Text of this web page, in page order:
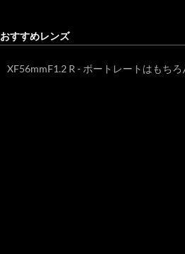
おすすめレンズ
XF56mmF1.2 R - ポートレートはもち